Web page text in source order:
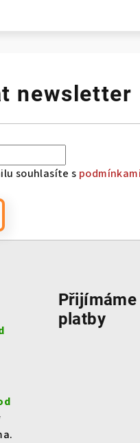
newsletter
souhlasíte s
platby